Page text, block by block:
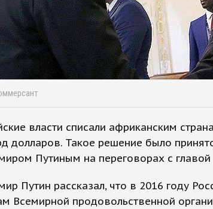
власти списали африканским
долларов. Такое решение было
Путиным на переговорах с
Путин рассказал, что в 2016 году
Всемирной продовольственной